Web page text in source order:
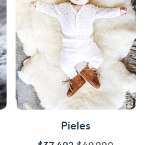
Pieles